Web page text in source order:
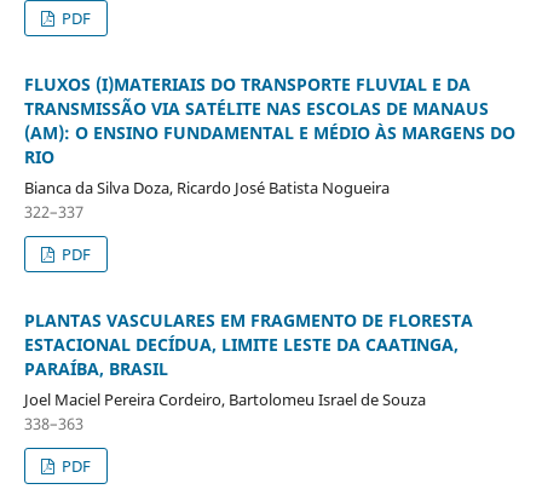
PDF
FLUXOS (I)MATERIAIS DO TRANSPORTE FLUVIAL E DA
TRANSMISSÃO VIA SATÉLITE NAS ESCOLAS DE MANAUS
(AM): O ENSINO FUNDAMENTAL E MÉDIO ÀS MARGENS DO
RIO
Bianca da Silva Doza, Ricardo José Batista Nogueira
322–337
PDF
PLANTAS VASCULARES EM FRAGMENTO DE FLORESTA
ESTACIONAL DECÍDUA, LIMITE LESTE DA CAATINGA,
PARAÍBA, BRASIL
Joel Maciel Pereira Cordeiro, Bartolomeu Israel de Souza
338–363
PDF